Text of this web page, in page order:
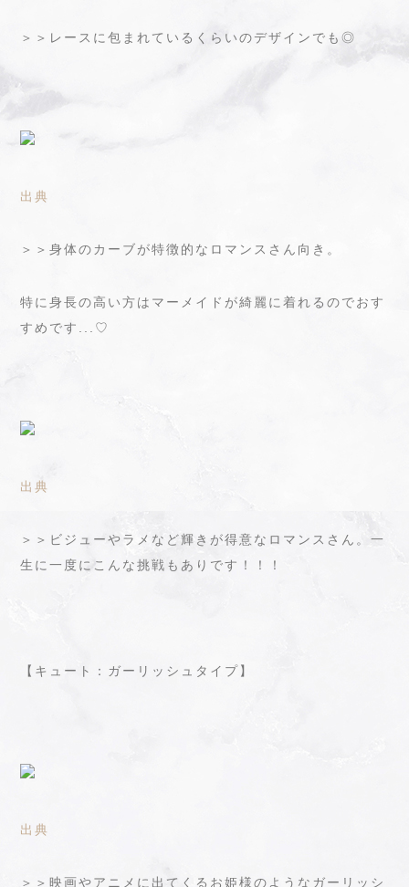
＞＞レースに包まれているくらいのデザインでも◎
出典
＞＞身体のカーブが特徴的なロマンスさん向き。
特に身長の高い方はマーメイドが綺麗に着れるのでおす
すめです...♡
出典
＞＞ビジューやラメなど輝きが得意なロマンスさん。一
生に一度にこんな挑戦もありです！！！
【キュート：ガーリッシュタイプ】
出典
＞＞映画やアニメに出てくるお姫様のようなガーリッシ